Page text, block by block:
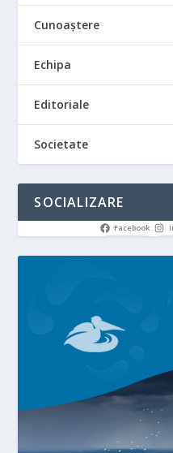
Cunoaștere
Echipa
Editoriale
Societate
SOCIALIZARE
Facebook